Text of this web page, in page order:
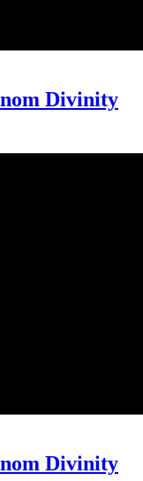
nom Divinity
nom Divinity